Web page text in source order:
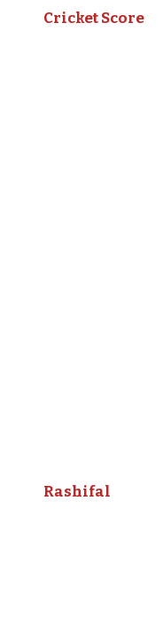
Cricket Score
Rashifal